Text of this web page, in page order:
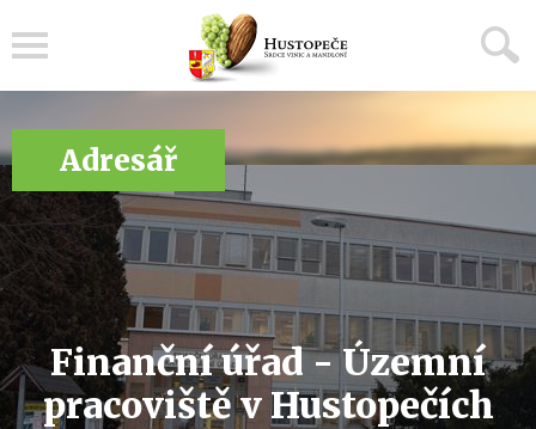
Adresář
Finanční úřad - Územní
pracoviště v Hustopečích